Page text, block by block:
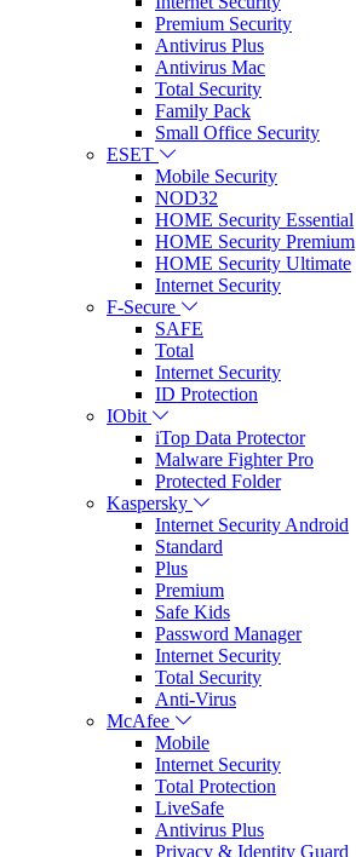
Premium Security
Antivirus Plus
Antivirus Mac
Total Security
Family Pack
Small Office Security
ESET
Mobile Security
NOD32
HOME Security Essential
HOME Security Premium
HOME Security Ultimate
Internet Security
F-Secure
SAFE
Total
Internet Security
ID Protection
IObit
iTop Data Protector
Malware Fighter Pro
Protected Folder
Kaspersky
Internet Security Android
Standard
Plus
Premium
Safe Kids
Password Manager
Internet Security
Total Security
Anti-Virus
McAfee
Mobile
Internet Security
Total Protection
LiveSafe
Antivirus Plus
Privacy & Identity Guard